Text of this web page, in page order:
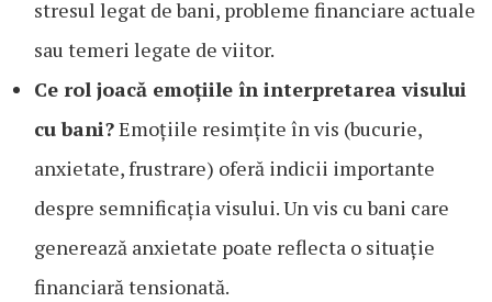
stresul legat de bani, probleme financiare actuale
sau temeri legate de viitor.
Ce rol joacă emoțiile în interpretarea visului
cu bani?Emoțiile resimțite în vis (bucurie,
anxietate, frustrare) oferă indicii importante
despre semnificația visului. Un vis cu bani care
generează anxietate poate reflecta o situație
financiară tensionată.